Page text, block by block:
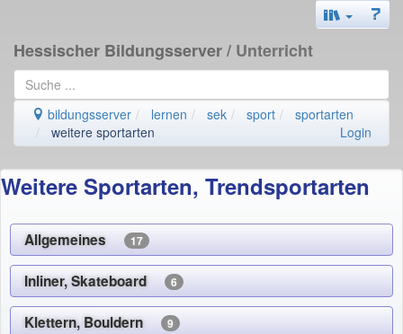
Hessischer Bildungsserver/ Unterricht
bildungsserver lernen sek sport
sportarten
weitere sportarten
Login
Weitere Sportarten, Trendsportarten
Allgemeines 17
Inliner, Skateboard 6
Klettern, Bouldern 9